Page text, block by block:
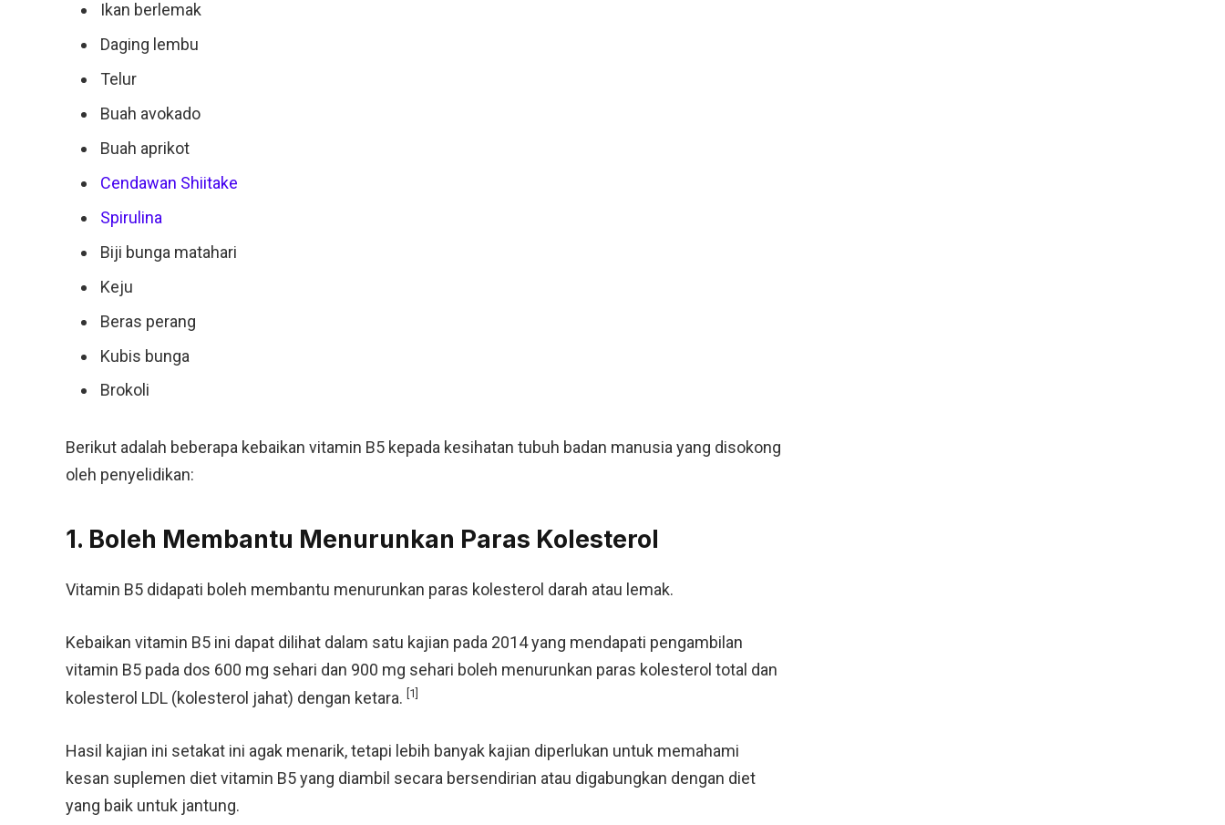
Ikan berlemak
Daging lembu
Telur
Buah avokado
Buah aprikot
Cendawan Shiitake
Spirulina
Biji bunga matahari
Keju
Beras perang
Kubis bunga
Brokoli
Berikut adalah beberapa kebaikan vitamin B5 kepada kesihatan tubuh badan manusia yang disokong
oleh penyelidikan:
1. Boleh Membantu Menurunkan Paras Kolesterol
Vitamin B5 didapati boleh membantu menurunkan paras kolesterol darah atau lemak.
Kebaikan vitamin B5 ini dapat dilihat dalam satu kajian pada 2014 yang mendapati pengambilan
vitamin B5 pada dos 600 mg sehari dan 900 mg sehari boleh menurunkan paras kolesterol total dan
kolesterol LDL (kolesterol jahat) dengan ketara. [1]
Hasil kajian ini setakat ini agak menarik, tetapi lebih banyak kajian diperlukan untuk memahami
kesan suplemen diet vitamin B5 yang diambil secara bersendirian atau digabungkan dengan diet
yang baik untuk jantung.